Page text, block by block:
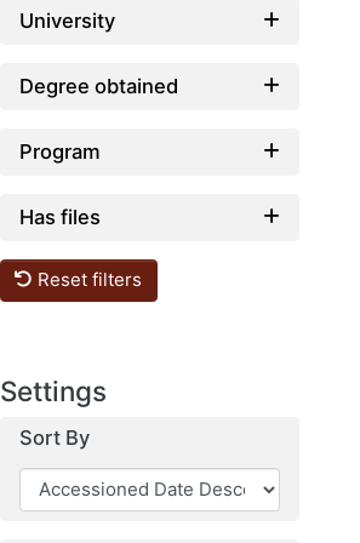
University
Degree obtained
Program
Has files
Reset filters
Settings
Sort By